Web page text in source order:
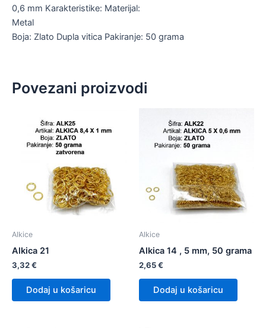
0,6 mm Karakteristike: Materijal:
Metal
Boja: Zlato Dupla vitica Pakiranje: 50 grama
Povezani proizvodi
Alkice
Alkica 21
3,32€
Dodaj u košaricu
Alkice
Alkica 14 , 5 mm, 50 grama
2,65€
Dodaj u košaricu